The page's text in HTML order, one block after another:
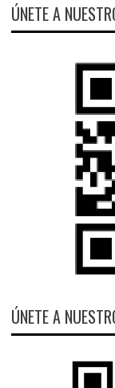
ÚNETE A
ÚNETE A